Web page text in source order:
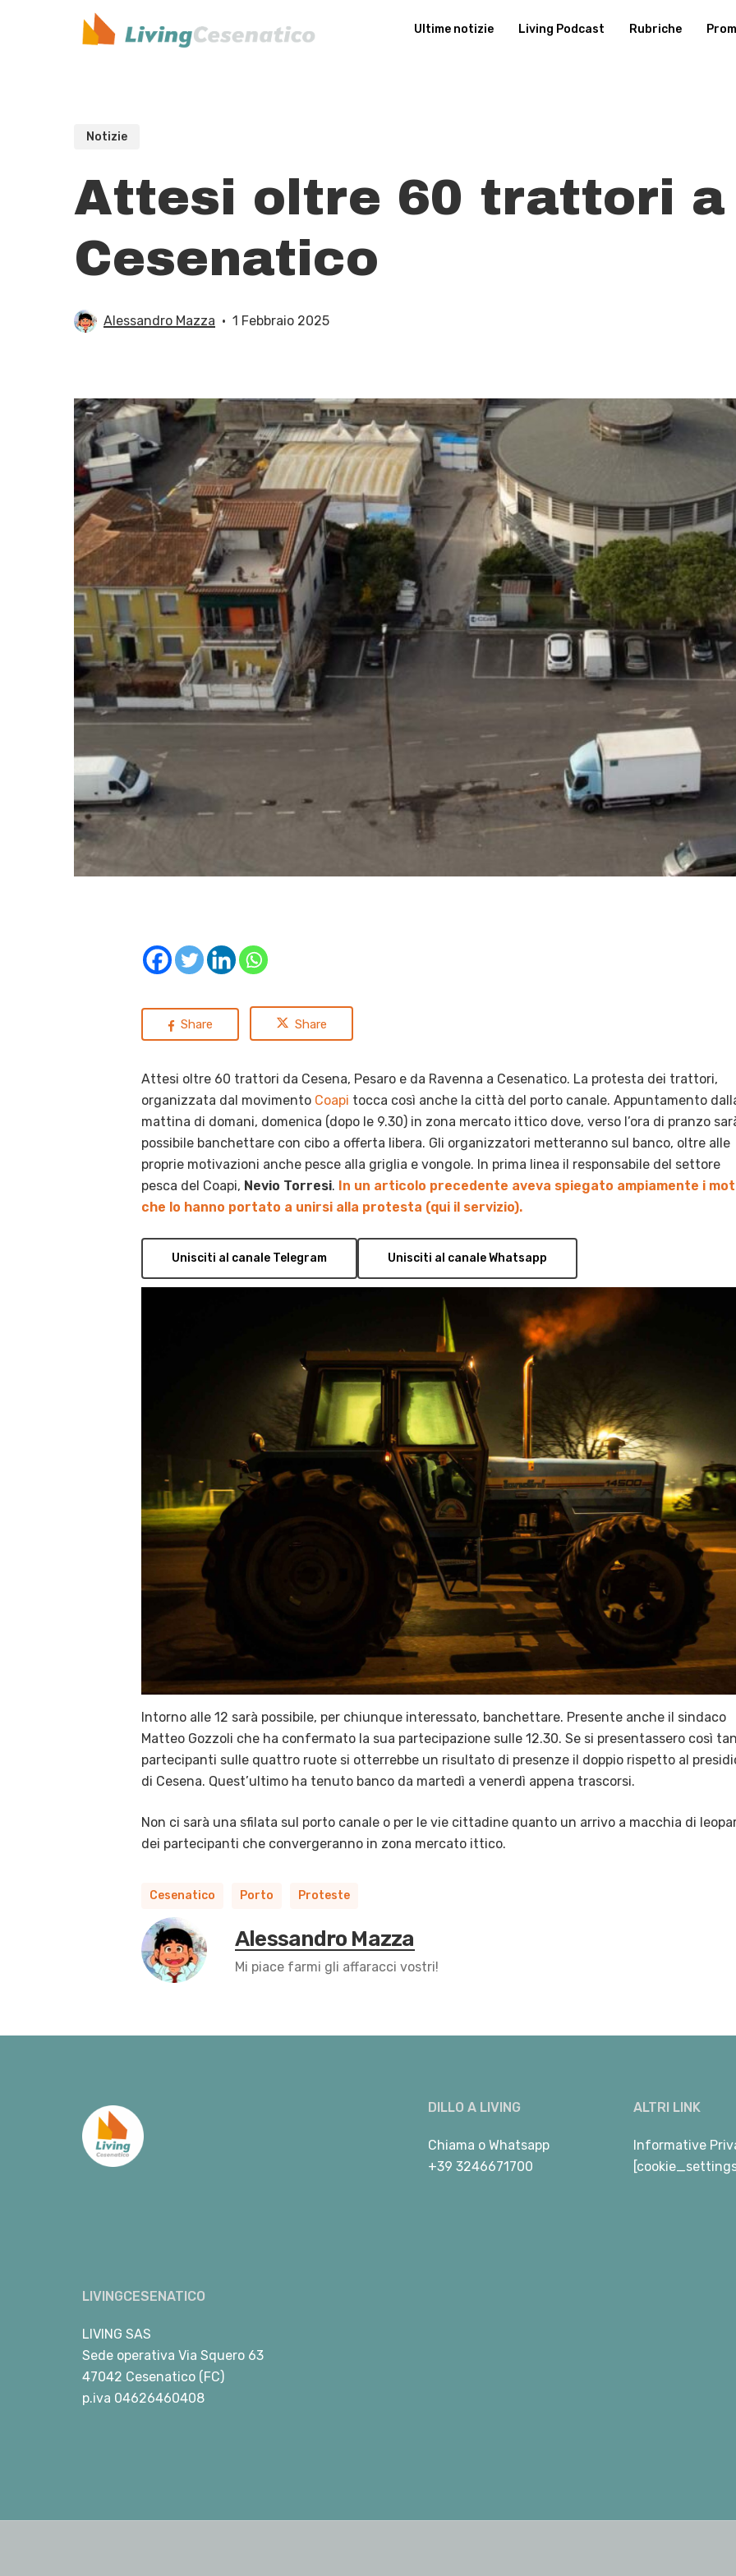
Ultime notizie Living Podcast Rubriche
Notizie
Attesi oltre 60 trattori a
Cesenatico
Alessandro Mazza 1 Febbraio 2025
Share Share
Attesi oltre 60 trattori da Cesena, Pesaro e da Ravenna a Cesenatico. La protesta dei trattori,
organizzata dal movimento Coapi tocca così anche la città del porto canale. Appuntamento
mattina di domani, domenica (dopo le 9.30) in zona mercato ittico dove, verso l’ora di pranzo
possibile banchettare con cibo a offerta libera. Gli organizzatori metteranno sul banco, oltre alle
proprie motivazioni anche pesce alla griglia e vongole. In prima linea il responsabile del settore
pesca del Coapi, Nevio Torresi. In un articolo precedente aveva spiegato ampiamente i
che lo hanno portato a unirsi alla protesta (qui il servizio).
Unisciti al canale Telegram Unisciti al canale Whatsapp
Intorno alle 12 sarà possibile, per chiunque interessato, banchettare. Presente anche il sindaco
Matteo Gozzoli che ha confermato la sua partecipazione sulle 12.30. Se si presentassero così
partecipanti sulle quattro ruote si otterrebbe un risultato di presenze il doppio rispetto al
di Cesena. Quest’ultimo ha tenuto banco da martedì a venerdì appena trascorsi.
Non ci sarà una sfilata sul porto canale o per le vie cittadine quanto un arrivo a macchia di
dei partecipanti che convergeranno in zona mercato ittico.
Cesenatico Porto Proteste
Alessandro Mazza
Mi piace farmi gli affaracci vostri!
LIVINGCESENATICO
LIVING SAS
Sede operativa Via Squero 63
47042 Cesenatico (FC)
p.iva 04626460408
DILLO A LIVING
Chiama o Whatsapp
+39 3246671700
ALTRI LINK
Informative